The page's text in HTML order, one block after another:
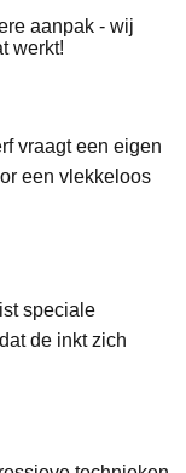
aanpak - wij
werkt!
vraagt een eigen
een vlekkeloos
speciale
de inkt zich